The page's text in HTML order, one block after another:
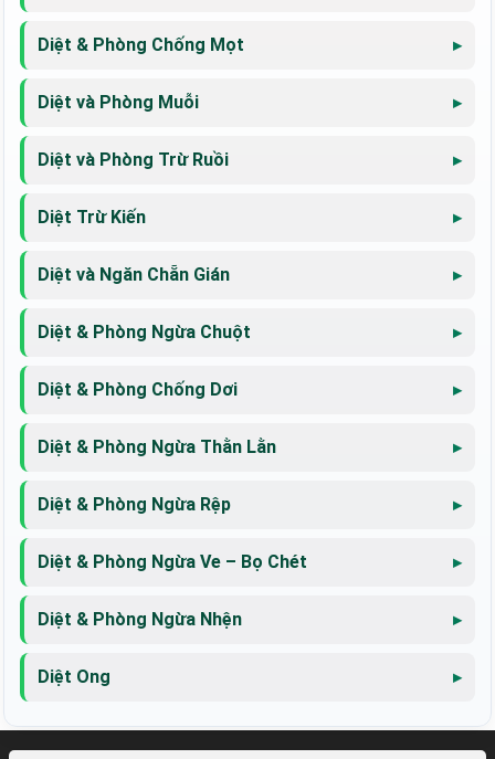
Diệt & Phòng Chống Mọt
Diệt và Phòng Muỗi
Diệt và Phòng Trừ Ruồi
Diệt Trừ Kiến
Diệt và Ngăn Chẵn Gián
Diệt & Phòng Ngừa Chuột
Diệt & Phòng Chống Dơi
Diệt & Phòng Ngừa Thằn Lằn
Diệt & Phòng Ngừa Rệp
Diệt & Phòng Ngừa Ve – Bọ Chét
Diệt & Phòng Ngừa Nhện
Diệt Ong